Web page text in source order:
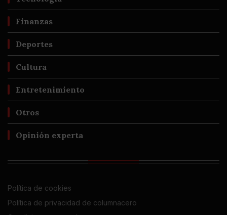
Finanzas
Deportes
Cultura
Entretenimiento
Otros
Opinión experta
Política de cookies
Política de privacidad de columnacero